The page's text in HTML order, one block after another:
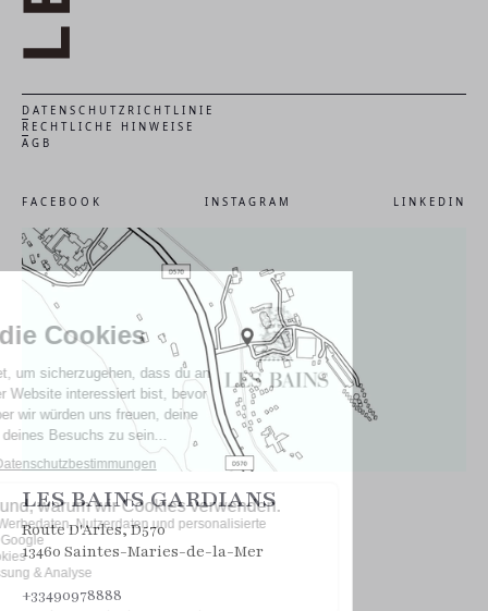
DATENSCHUTZRICHTLINIE
RECHTLICHE HINWEISE
AGB
FACEBOOK INSTAGRAM LINKEDIN
LES BAINS GARDIANS
Route D'Arles, D570
13460 Saintes-Maries-de-la-Mer
‍+33490978888